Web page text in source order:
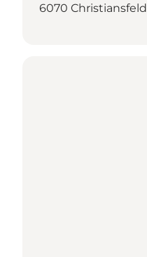
6070 Christiansfeld